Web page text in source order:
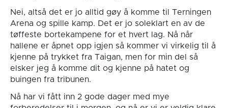
Nei, altså det er jo alltid gøy å komme til Terningen
Arena og spille kamp. Det er jo soleklart en av de
tøffeste bortekampene for et hvert lag. Nå når
hallene er åpnet opp igjen så kommer vi virkelig til å
kjenne på trykket fra Taigan, men for min del så
elsker jeg å komme dit og kjenne på hatet og
buingen fra tribunen.
Nå har vi fått inn 2 gode dager med mye